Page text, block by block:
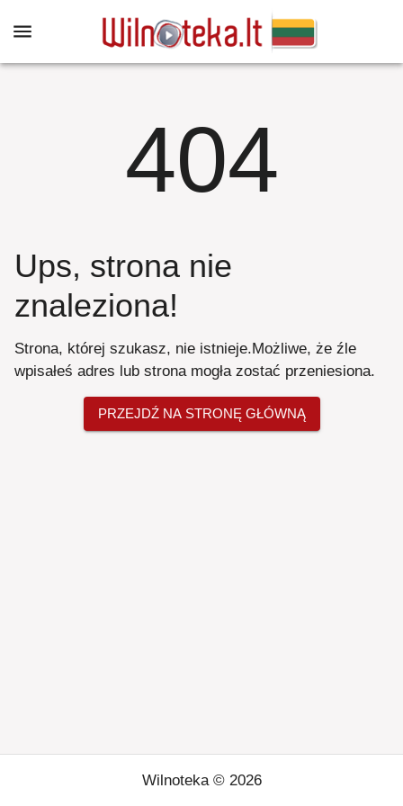
404
Ups, strona nie
znaleziona!
Strona, której szukasz, nie istnieje.Możliwe, że źle
wpisałeś adres lub strona mogła zostać przeniesiona.
PRZEJDŹ NA STRONĘ GŁÓWNĄ
Wilnoteka © 2026